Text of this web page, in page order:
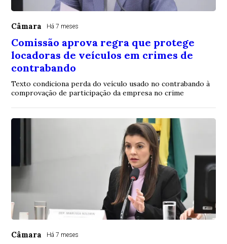
Câmara Há 7 meses
Comissão aprova regra que protege
locadoras de veículos em crimes de
contrabando
Texto condiciona perda do veículo usado no contrabando à
comprovação de participação da empresa no crime
Câmara Há 7 meses